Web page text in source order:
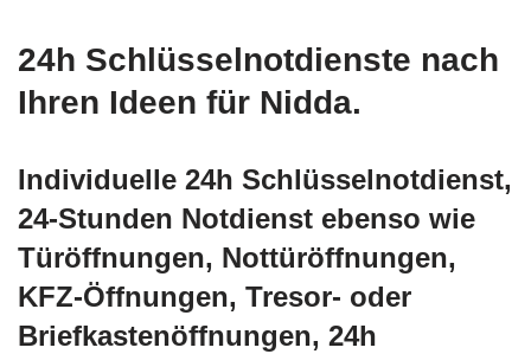
24h Schlüsselnotdienste nach
Ihren Ideen für Nidda.
Individuelle 24h Schlüsselnotdienst,
24-Stunden Notdienst ebenso wie
Türöffnungen, Nottüröffnungen,
KFZ-Öffnungen, Tresor- oder
Briefkastenöffnungen, 24h